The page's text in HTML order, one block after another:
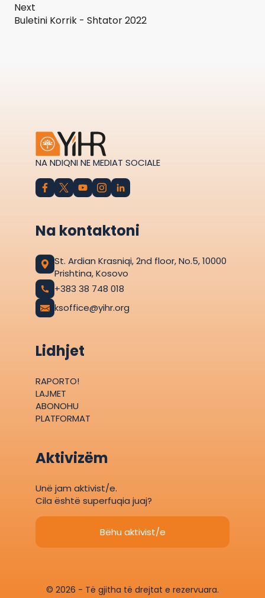
Next
Buletini Korrik - Shtator 2022
NA NDIQNI NE MEDIAT SOCIALE
Na kontaktoni
St. Ardian Krasniqi, 2nd floor, No.5, 10000
Prishtina, Kosovo
+383 38 748 018
ksoffice@yihr.org
Lidhjet
RAPORTO!
LAJMET
ABONOHU
PLATFORMAT
Aktivizëm
Unë jam aktivist/e.
Cila është superfuqia juaj?
Bëhu aktivist/e
© 2026 - Të gjitha të drejtat e rezervuara.